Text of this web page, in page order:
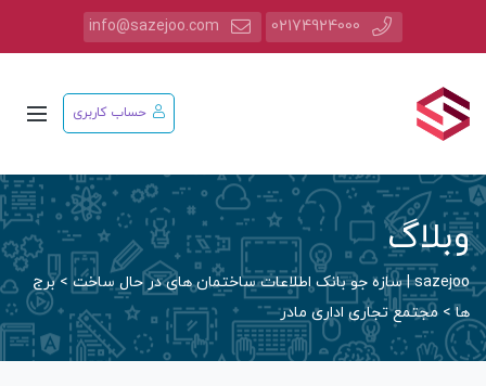
02174924000
info@sazejoo.com
حساب کاربری
وبلاگ
sazejoo | سازه جو بانک اطلاعات ساختمان های در حال ساخت >برج
ها>مجتمع تجاری اداری مادر